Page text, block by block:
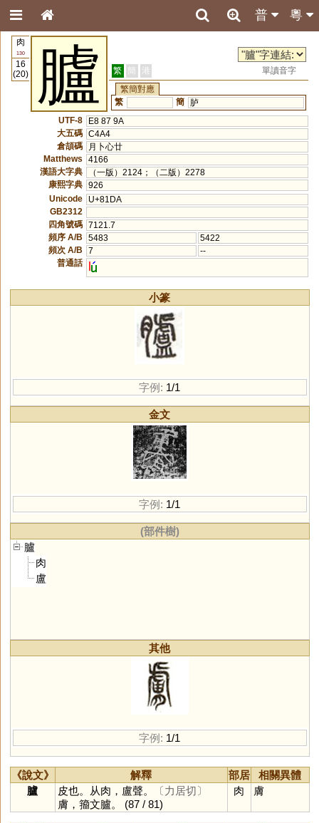
粵
普
肉
130
16
(20)
臚 繁 簡 港
單讀音字
繁簡對應
繁
簡
胪
UTF-8
E8 87 9A
大五碼 C4A4
倉頡碼
月卜心廿
Matthews
4166
漢語大字典
（一版）2124；（二版）2278
康熙字典 926
Unicode
U+81DA
GB2312
四角號碼 7121.7
頻序 A/B
5483
5422
頻次 A/B
7
--
普通話
l
小篆
字例: 1/1
金文
字例: 1/1
(部件樹)
臚
肉
盧
其他
字例: 1/1
《說文》 解釋 部居
相關異體
臚
皮也。从肉，盧聲。
〔力居切〕
膚，籀文臚。 (87 / 81)
肉 膚